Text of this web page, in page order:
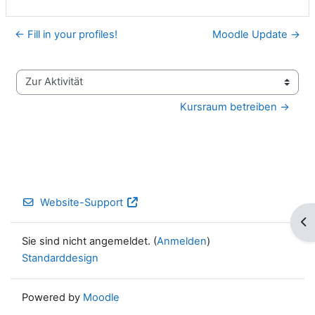
← Fill in your profiles! Moodle Update →
Zur Aktivität
Kursraum betreiben →
Website-Support
Sie sind nicht angemeldet. (Anmelden)
Standarddesign
Powered by Moodle